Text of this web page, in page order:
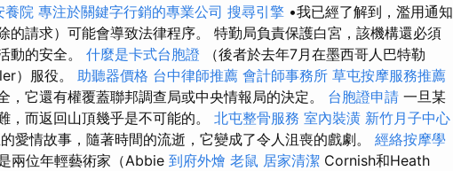
養院 專注於關鍵字行銷的專業公司 搜尋引擎 •我已經了解到，濫用通知
的請求）可能會導致法律程序。 特勤局負責保護白宮，該機構還必須
動的安全。 什麼是卡式台胞證 （後者於去年7月在墨西哥人巴特勒
）服役。 助聽器價格 台中律師推薦 會計師事務所 草屯按摩服務推薦
，它還有權覆蓋聯邦調查局或中央情報局的決定。 台胞證申請 一旦某
，而返回山頂幾乎是不可能的。 北屯整骨服務 室內裝潢 新竹月子中心
愛情故事，隨著時間的流逝，它變成了令人沮喪的戲劇。 經絡按摩學
兩位年輕藝術家（Abbie 到府外燴 老鼠 居家清潔 Cornish和Heath